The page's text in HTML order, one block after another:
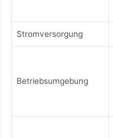
Stromversorgung
Betriebsumgebung